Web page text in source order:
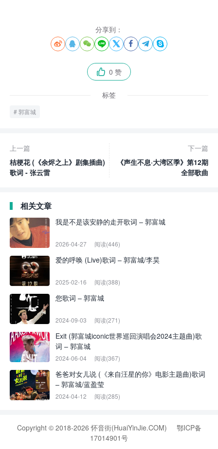
分享到：
       
 0 赞
标签
郭富城
上一篇
桔梗花 (《余烬之上》剧集插曲)
歌词 - 张云雷
下一篇
《声生不息·大湾区季》第12期
全部歌曲
相关文章
我是不是该安静的走开歌词 – 郭富城
2026-04-27 阅读(446)
爱的呼唤 (Live)歌词 – 郭富城/李昊
2025-02-16 阅读(388)
您歌词 – 郭富城
2024-09-03 阅读(271)
Exit (郭富城iconic世界巡回演唱会2024主题曲)歌
词 – 郭富城
2024-06-04 阅读(367)
爸爸对女儿说 (《来自汪星的你》电影主题曲)歌词
– 郭富城/蓝盈莹
2024-04-12 阅读(285)
Copyright © 2018-2026 怀音街(HuaiYinJie.COM)
鄂ICP备
17014901号